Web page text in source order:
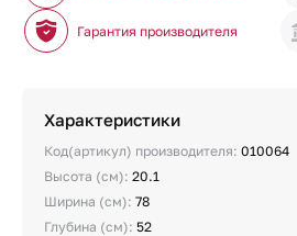
Гарантия производителя
Характеристики
Код(артикул) производителя: 010064
Высота (см): 20.1
Ширина (см): 78
Глубина (см): 52